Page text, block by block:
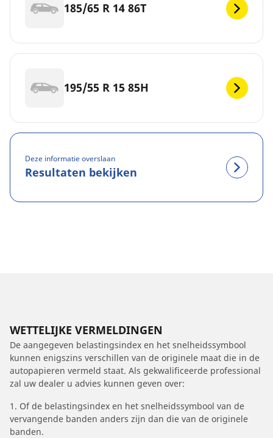
185/65 R 14 86T
195/55 R 15 85H
Deze informatie overslaan
Resultaten bekijken
WETTELIJKE VERMELDINGEN
De aangegeven belastingsindex en het snelheidssymbool
kunnen enigszins verschillen van de originele maat die in de
autopapieren vermeld staat. Als gekwalificeerde professional
zal uw dealer u advies kunnen geven over:
1. Of de belastingsindex en het snelheidssymbool van de
vervangende banden anders zijn dan die van de originele
banden.